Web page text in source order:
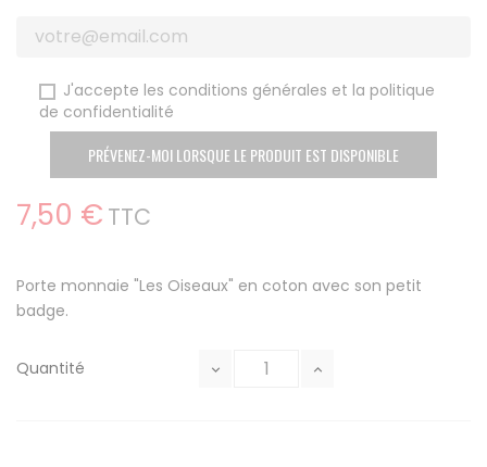
J'accepte les conditions générales et la politique
de confidentialité
PRÉVENEZ-MOI LORSQUE LE PRODUIT EST DISPONIBLE
7,50 € TTC
Porte monnaie "Les Oiseaux" en coton avec son petit
badge.
Quantité